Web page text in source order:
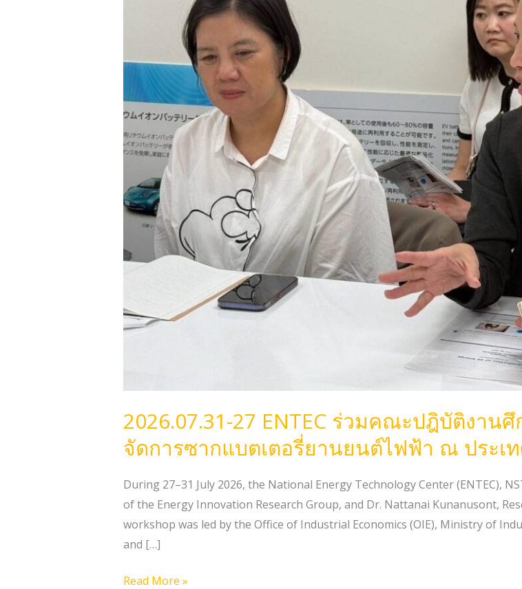
2026.07.31-27 ENTEC ร่วมคณะปฎิบัติงาน
จัดการซากแบตเตอรี่ยานยนต์ไฟฟ้า ณ ประเ
During 27–31 July 2026, the National Energy Technology Center (ENTEC),
of the Energy Innovation Research Group, and Dr. Nattanai Kunanusont,
workshop was led by the Office of Industrial Economics (OIE), Ministry of
and […]
และ
การ
จัดการ
ซาก
แบตเตอรี่
ยาน
ยนต์
ไฟฟ้า
ณ
Read More »